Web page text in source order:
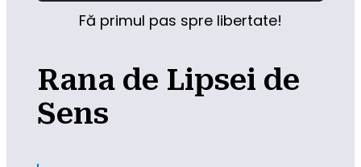
Fă primul pas spre libertate!
Rana de Lipsei de
Sens